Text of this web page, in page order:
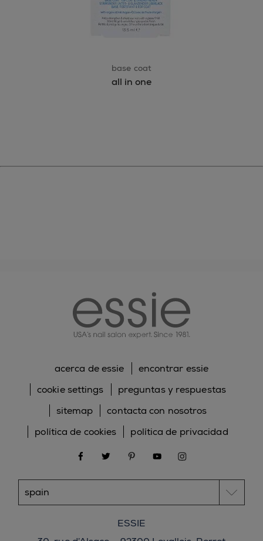
base coat
all in one
acerca de essie
encontrar essie
cookie settings
preguntas y respuestas
sitemap
contacta con nosotros
política de cookies
política de privacidad
facebooktwitter pinterestyoutubeinstagram
ESSIE